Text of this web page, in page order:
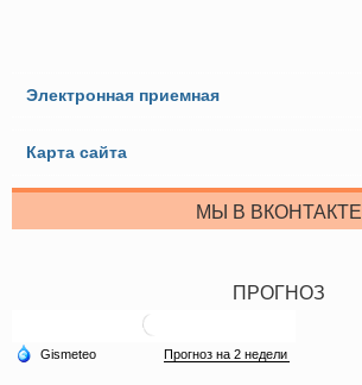
Электронная приемная
Карта сайта
МЫ В ВКОНТАКТЕ
ПРОГНОЗ